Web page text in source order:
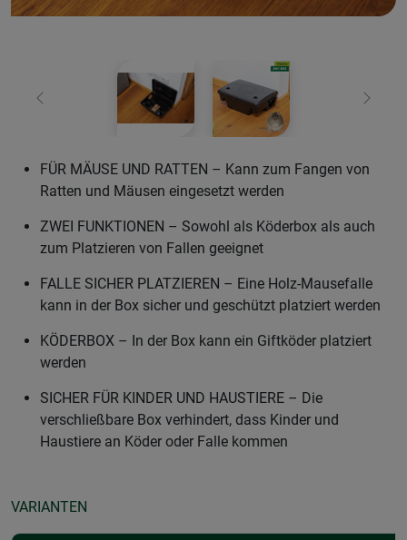
Zurück Weiter
FÜR MÄUSE UND RATTEN – Kann zum Fangen von
Ratten und Mäusen eingesetzt werden
ZWEI FUNKTIONEN – Sowohl als Köderbox als auch
zum Platzieren von Fallen geeignet
FALLE SICHER PLATZIEREN – Eine Holz-Mausefalle
kann in der Box sicher und geschützt platziert werden
KÖDERBOX – In der Box kann ein Giftköder platziert
werden
SICHER FÜR KINDER UND HAUSTIERE – Die
verschließbare Box verhindert, dass Kinder und
Haustiere an Köder oder Falle kommen
VARIANTEN